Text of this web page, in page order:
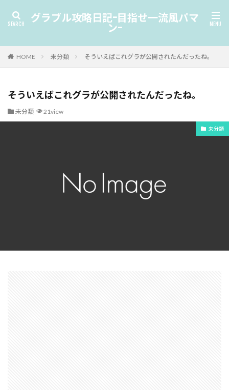
グラブル攻略日記-目指せ一流風パマ
ン-
HOME 未分類 そういえばこれグラが公開されたんだったね。
そういえばこれグラが公開されたんだったね。
未分類 21view
未分類